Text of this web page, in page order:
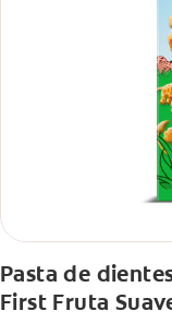
Pasta de
First Fruta